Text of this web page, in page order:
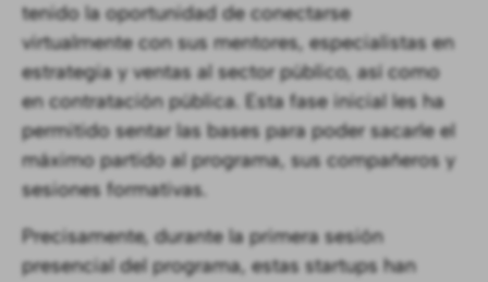
tenido la oportunidad de conectarse
virtualmente con sus mentores, especialistas en
estrategia y ventas al sector público, así como
en contratación pública. Esta fase inicial les ha
permitido sentar las bases para poder sacarle el
máximo partido al programa, sus compañeros y
sesiones formativas.
Precisamente, durante la primera sesión
presencial del programa, estas startups han